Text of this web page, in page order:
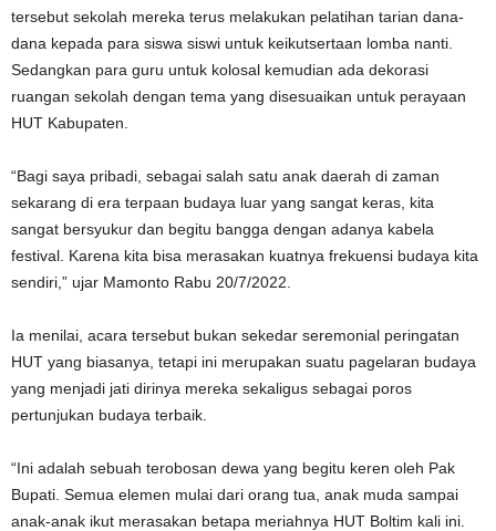
tersebut sekolah mereka terus melakukan pelatihan tarian dana-
dana kepada para siswa siswi untuk keikutsertaan lomba nanti.
Sedangkan para guru untuk kolosal kemudian ada dekorasi
ruangan sekolah dengan tema yang disesuaikan untuk perayaan
HUT Kabupaten.
“Bagi saya pribadi, sebagai salah satu anak daerah di zaman
sekarang di era terpaan budaya luar yang sangat keras, kita
sangat bersyukur dan begitu bangga dengan adanya kabela
festival. Karena kita bisa merasakan kuatnya frekuensi budaya kita
sendiri,” ujar Mamonto Rabu 20/7/2022.
Ia menilai, acara tersebut bukan sekedar seremonial peringatan
HUT yang biasanya, tetapi ini merupakan suatu pagelaran budaya
yang menjadi jati dirinya mereka sekaligus sebagai poros
pertunjukan budaya terbaik.
“Ini adalah sebuah terobosan dewa yang begitu keren oleh Pak
Bupati. Semua elemen mulai dari orang tua, anak muda sampai
anak-anak ikut merasakan betapa meriahnya HUT Boltim kali ini.